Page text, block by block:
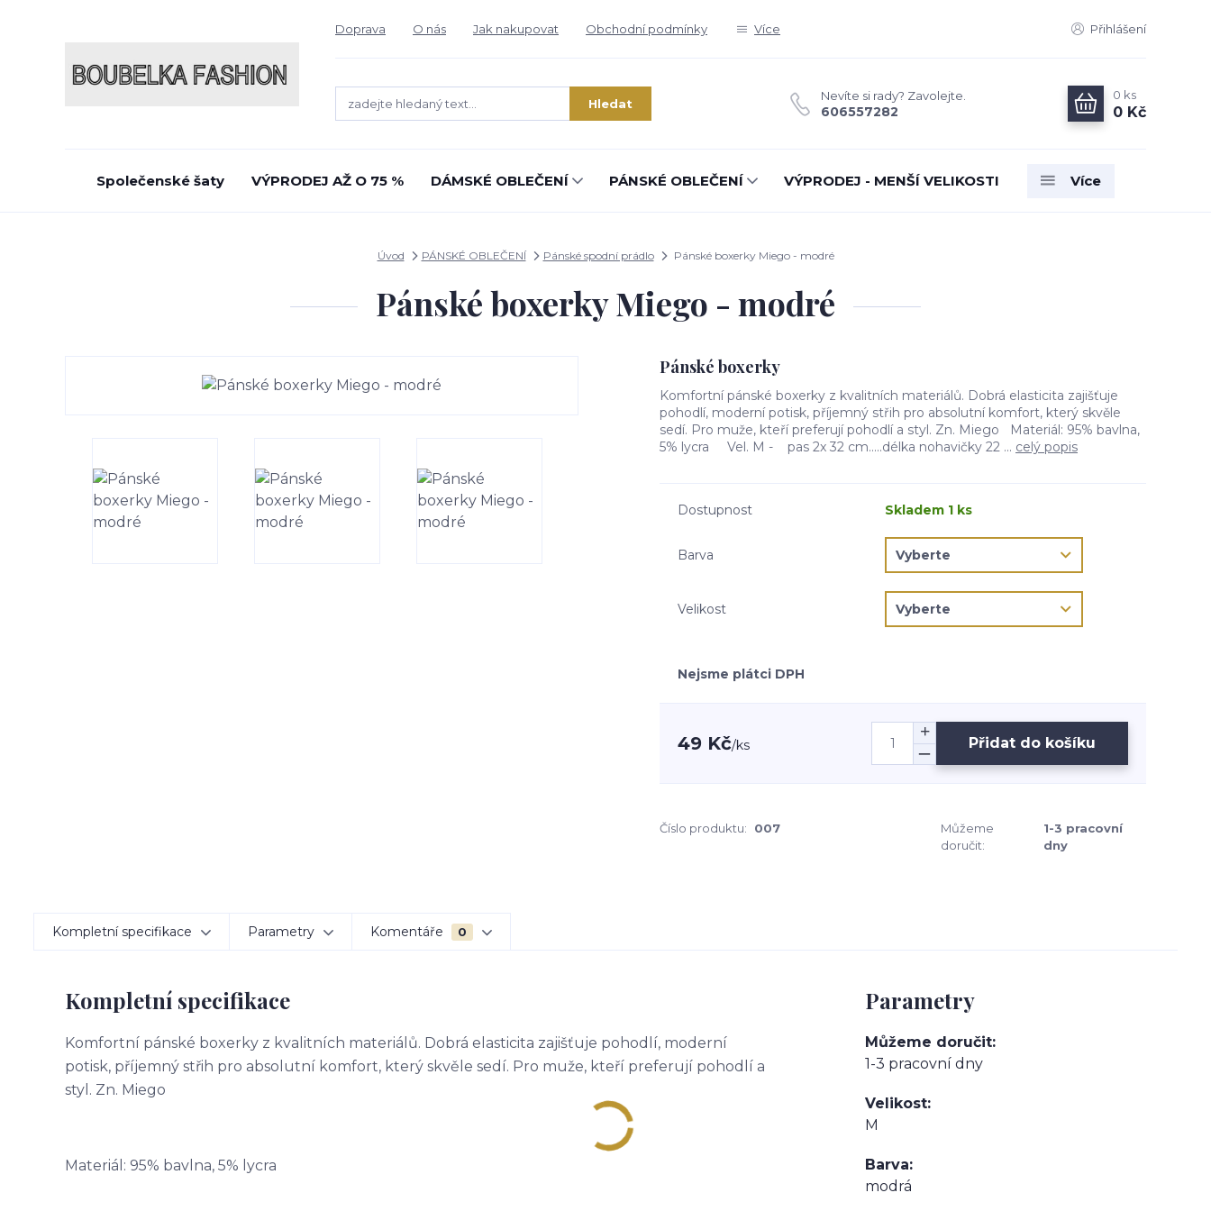
Doprava O nás Jak nakupovat Obchodní podmínky Více Přihlášení
Hledat
Nevíte si rady? Zavolejte.
606557282
0 ks
0 Kč
Společenské šaty VÝPRODEJ AŽ O 75 % DÁMSKÉ OBLEČENÍ PÁNSKÉ OBLEČENÍ VÝPRODEJ - MENŠÍ VELIKOSTI Více
Úvod PÁNSKÉ OBLEČENÍ Pánské spodní prádlo Pánské boxerky Miego - modré
Pánské boxerky Miego - modré
Pánské boxerky
Komfortní pánské boxerky z kvalitních materiálů. Dobrá elasticita zajišťuje
pohodlí, moderní potisk, příjemný střih pro absolutní komfort, který skvěle
sedí. Pro muže, kteří preferují pohodlí a styl. Zn. Miego Materiál: 95% bavlna,
5% lycra Vel. M - pas 2x 32 cm.....délka nohavičky 22 ... celý popis
Dostupnost Skladem 1 ks
Barva
Velikost
Nejsme plátci DPH
49 Kč/ks Přidat do košíku
Číslo produktu: 007
Můžeme
doručit:
1-3 pracovní
dny
Kompletní specifikace Parametry Komentáře 0
Kompletní specifikace
Komfortní pánské boxerky z kvalitních materiálů. Dobrá elasticita zajišťuje pohodlí, moderní
potisk, příjemný střih pro absolutní komfort, který skvěle sedí. Pro muže, kteří preferují pohodlí a
styl. Zn. Miego
Materiál: 95% bavlna, 5% lycra
Parametry
Můžeme doručit
1-3 pracovní dny
Velikost
M
Barva
modrá